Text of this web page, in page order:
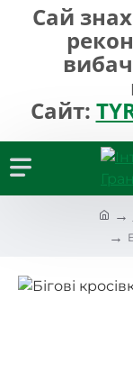
Сай
Сайт:
h